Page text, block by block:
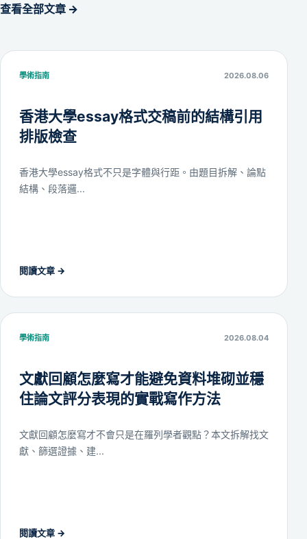
查看全部文章 →
學術指南 2026.08.06
香港大學essay格式交稿前的結構引用
排版檢查
香港大學essay格式不只是字體與行距。由題目拆解、論點
結構、段落邏...
閱讀文章 →
學術指南 2026.08.04
文獻回顧怎麼寫才能避免資料堆砌並穩
住論文評分表現的實戰寫作方法
文獻回顧怎麼寫才不會只是在羅列學者觀點？本文拆解找文
獻、篩選證據、建...
閱讀文章 →